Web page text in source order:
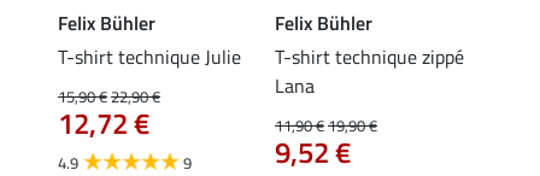
Felix Bühler
T-shirt technique Julie
15,90 €22,90 €
12,72 €
4.9 9
Felix Bühler
T-shirt technique zippé
Lana
11,90 €19,90 €
9,52 €